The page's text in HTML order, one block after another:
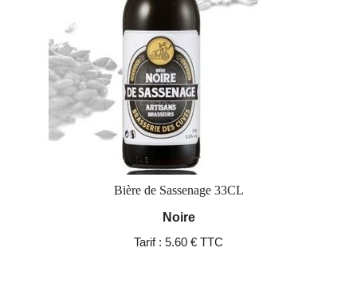
Bière de Sassenage 33CL
Noire
Tarif : 5.60 € TTC